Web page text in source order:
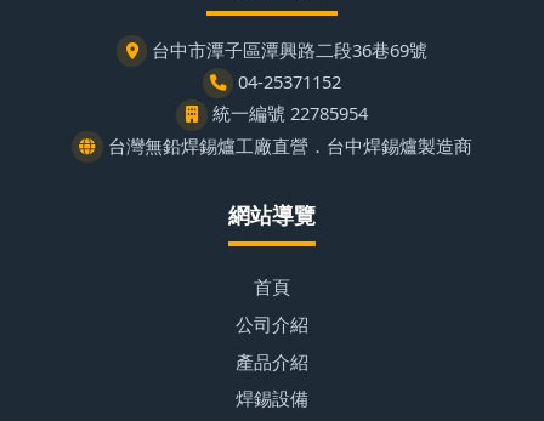
台中市潭子區潭興路二段36巷69號
04-25371152
統一編號 22785954
台灣無鉛焊錫爐工廠直營．台中焊錫爐製造商
網站導覽
首頁
公司介紹
產品介紹
焊錫設備